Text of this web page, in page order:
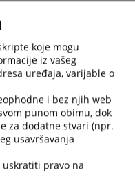
koje mogu
iz vašeg
uređaja, varijable o
i bez njih web
punom obimu, dok
za dodatne stvari (npr.
usavršavanja
pravo na